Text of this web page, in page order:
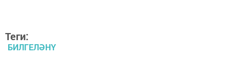
Теги:
БИЛГЕЛӘНҮ